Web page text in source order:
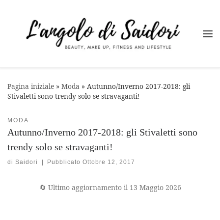
Pagina iniziale » Moda » Autunno/Inverno 2017-2018: gli
Stivaletti sono trendy solo se stravaganti!
MODA
Autunno/Inverno 2017-2018: gli Stivaletti sono
trendy solo se stravaganti!
di Saidori | PubblicatoOttobre 12, 2017
🔄 Ultimo aggiornamento il 13 Maggio 2026